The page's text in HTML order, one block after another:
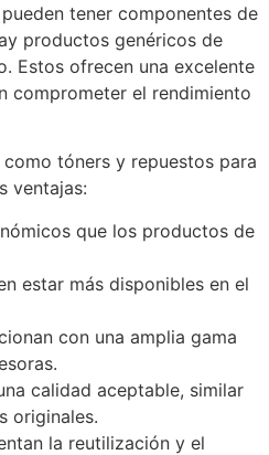
tener componentes de
productos genéricos de
Estos ofrecen una excelente
comprometer el rendimiento
tóners y repuestos para
ventajas:
que los productos de
estar más disponibles en el
con una amplia gama
calidad aceptable, similar
originales.
la reutilización y el